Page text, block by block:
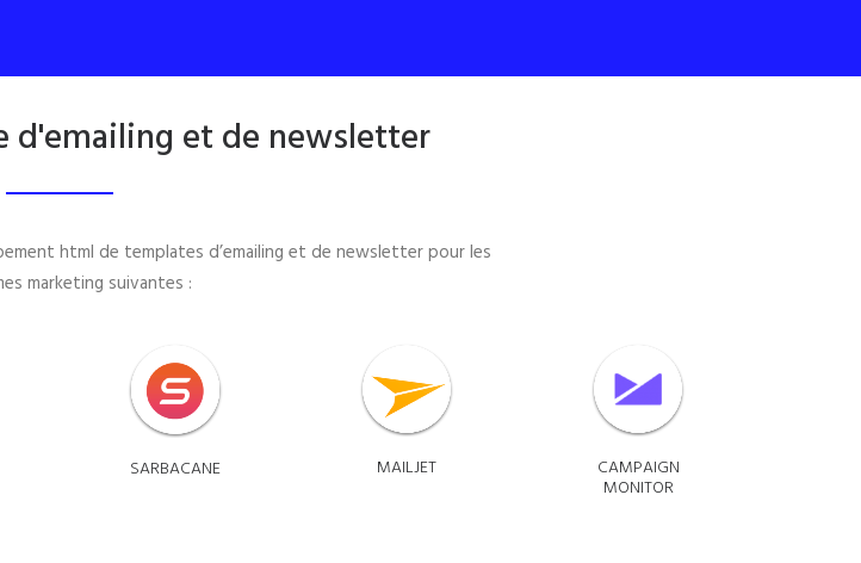
d'emailing et de newsletter
html de templates d’emailing et de newsletter pour les
marketing suivantes :
SARBACANE MAILJET CAMPAIGN
MONITOR